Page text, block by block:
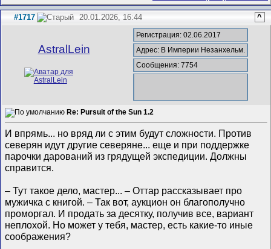
#1717 20.01.2026, 16:44 ^
AstralLein
Регистрация: 02.06.2017
Адрес: В Империи Незанхельм.
Сообщения: 7754
Re: Pursuit of the Sun 1.2
И впрямь... но вряд ли с этим будут сложности. Против
северян идут другие северяне... еще и при поддержке
парочки дарований из грядущей экспедиции. Должны
справится.
– Тут такое дело, мастер... – Оттар рассказывает про
мужичка с книгой. – Так вот, аукцион он благополучно
проморгал. И продать за десятку, получив все, вариант
неплохой. Но может у тебя, мастер, есть какие-то иные
соображения?